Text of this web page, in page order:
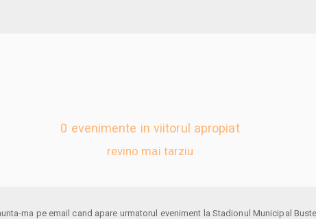
0 evenimente in viitorul apropiat
revino mai tarziu
anunta-ma pe email cand apare urmatorul eveniment la Stadionul Municipal